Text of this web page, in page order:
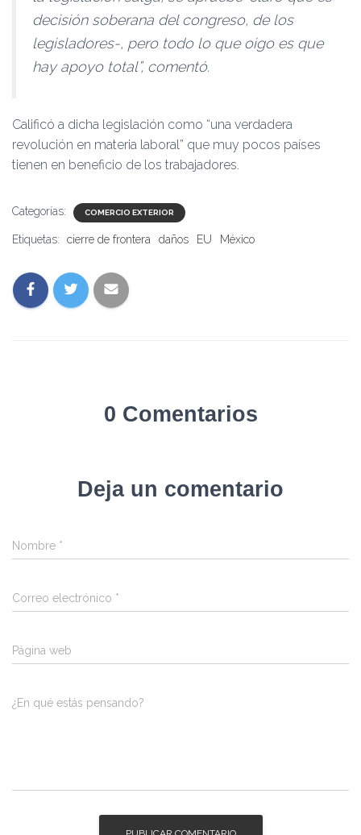
decisión soberana del congreso, de los
legisladores-, pero todo lo que oigo es que
hay apoyo total”, comentó.
Calificó a dicha legislación como “una verdadera
revolución en materia laboral” que muy pocos países
tienen en beneficio de los trabajadores.
Categorías: COMERCIO EXTERIOR
Etiquetas: cierre de frontera daños EU México
0 Comentarios
Deja un comentario
Nombre *
Correo electrónico *
Página web
¿En qué estás pensando?